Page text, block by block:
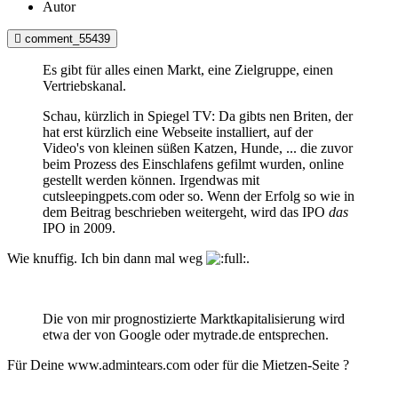
Autor
comment_55439
Es gibt für alles einen Markt, eine Zielgruppe, einen
Vertriebskanal.
Schau, kürzlich in Spiegel TV: Da gibts nen Briten, der
hat erst kürzlich eine Webseite installiert, auf der
Video's von kleinen süßen Katzen, Hunde, ... die zuvor
beim Prozess des Einschlafens gefilmt wurden, online
gestellt werden können. Irgendwas mit
cutsleepingpets.com oder so. Wenn der Erfolg so wie in
dem Beitrag beschrieben weitergeht, wird das IPO das
IPO in 2009.
Wie knuffig. Ich bin dann mal weg
.
Die von mir prognostizierte Marktkapitalisierung wird
etwa der von Google oder mytrade.de entsprechen.
Für Deine www.admintears.com oder für die Mietzen-Seite ?